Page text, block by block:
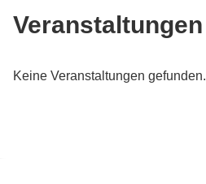
Veranstaltungen
Keine Veranstaltungen gefunden.